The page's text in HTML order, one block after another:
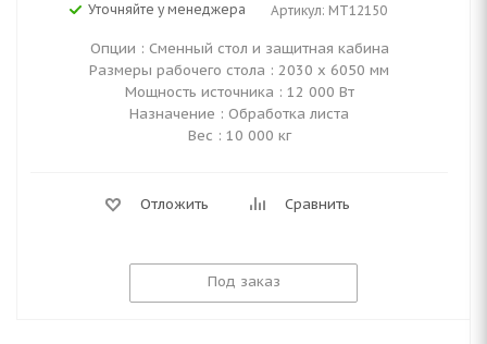
Уточняйте у менеджера Артикул: MT12150
Опции : Сменный стол и защитная кабина
Размеры рабочего стола : 2030 х 6050 мм
Мощность источника : 12 000 Вт
Назначение : Обработка листа
Вес : 10 000 кг
Отложить Сравнить
Под заказ